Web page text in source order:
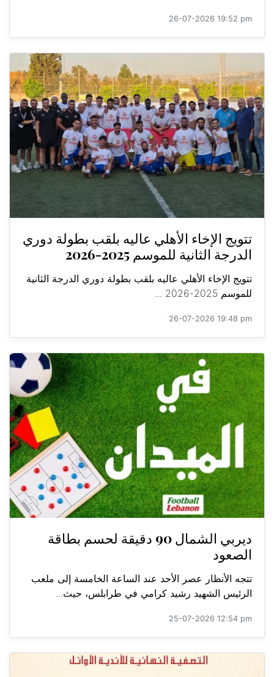
26-07-2026 19:52 pm
تتويج الإخاء الأهلي عاليه بلقب بطولة دوري
الدرجة الثانية للموسم 2025-2026
تتويج الإخاء الأهلي عاليه بلقب بطولة دوري الدرجة الثانية
للموسم 2025-2026 ...
26-07-2026 19:48 pm
ديربي الشمال 90 دقيقة لحسم بطاقة
الصعود
تتجه الأنظار عصر الأحد عند الساعة الخامسة إلى ملعب
الرئيس الشهيد رشيد كرامي في طرابلس، حيث...
25-07-2026 12:54 pm